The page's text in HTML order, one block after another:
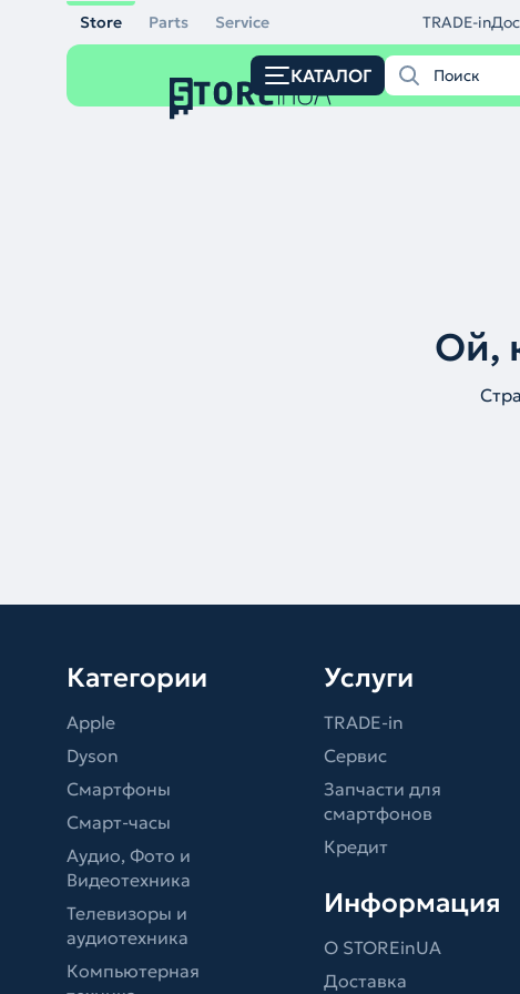
Store Parts Service TRADE-in
КАТАЛОГ
Ой,
Категории
Apple
Dyson
Смартфоны
Смарт-часы
Аудио, Фото и
Видеотехника
Телевизоры и
аудиотехника
Компьютерная
Услуги
TRADE-in
Сервис
Запчасти для
смартфонов
Кредит
Информация
О STOREinUA
Доставка